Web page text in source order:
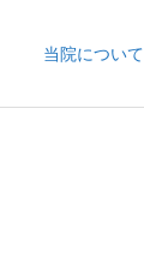
当院について